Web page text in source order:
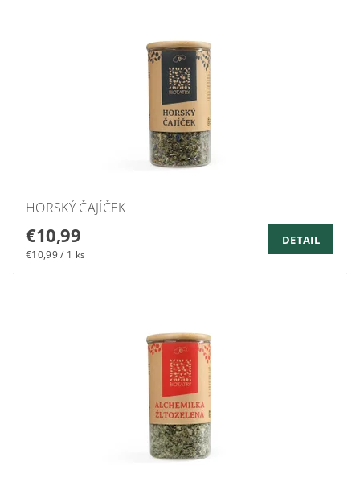
HORSKÝ ČAJÍČEK
€10,99
€10,99 / 1 ks
DETAIL